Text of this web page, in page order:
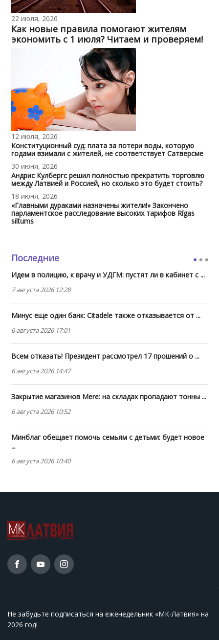
22 июля, 2026
Как новые правила помогают жителям
экономить с 1 июля? Читаем и проверяем!
12 июля, 2026
Конституционный суд: плата за потери воды, которую
годами взимали с жителей, не соответствует Сатверсме
30 июня, 2026
Андрис Кулбергс решил полностью прекратить торговлю
между Латвией и Россией, но сколько это будет стоить?
18 июня, 2026
«Главными дураками назначены жители!» Закончено
парламентское расследование высоких тарифов Rīgas
siltums
Последние
Идем в полицию, к врачу и УДГМ: пустят ли в кабинет с ...
7 августа 2026 12:28
Минус еще один банк: Citadele также отказывается от ...
6 августа 2026 17:01
Всем отказать! Президент рассмотрел 17 прошений о ...
6 августа 2026 14:47
Закрытие магазинов Mere: на складах пропадают тонны ...
6 августа 2026 10:52
Минблаг обещает помочь семьям с детьми: будет новое
...
6 августа 2026 10:40
Не забудьте подписаться на еженедельник «МК-Латвия» на
2026 год!